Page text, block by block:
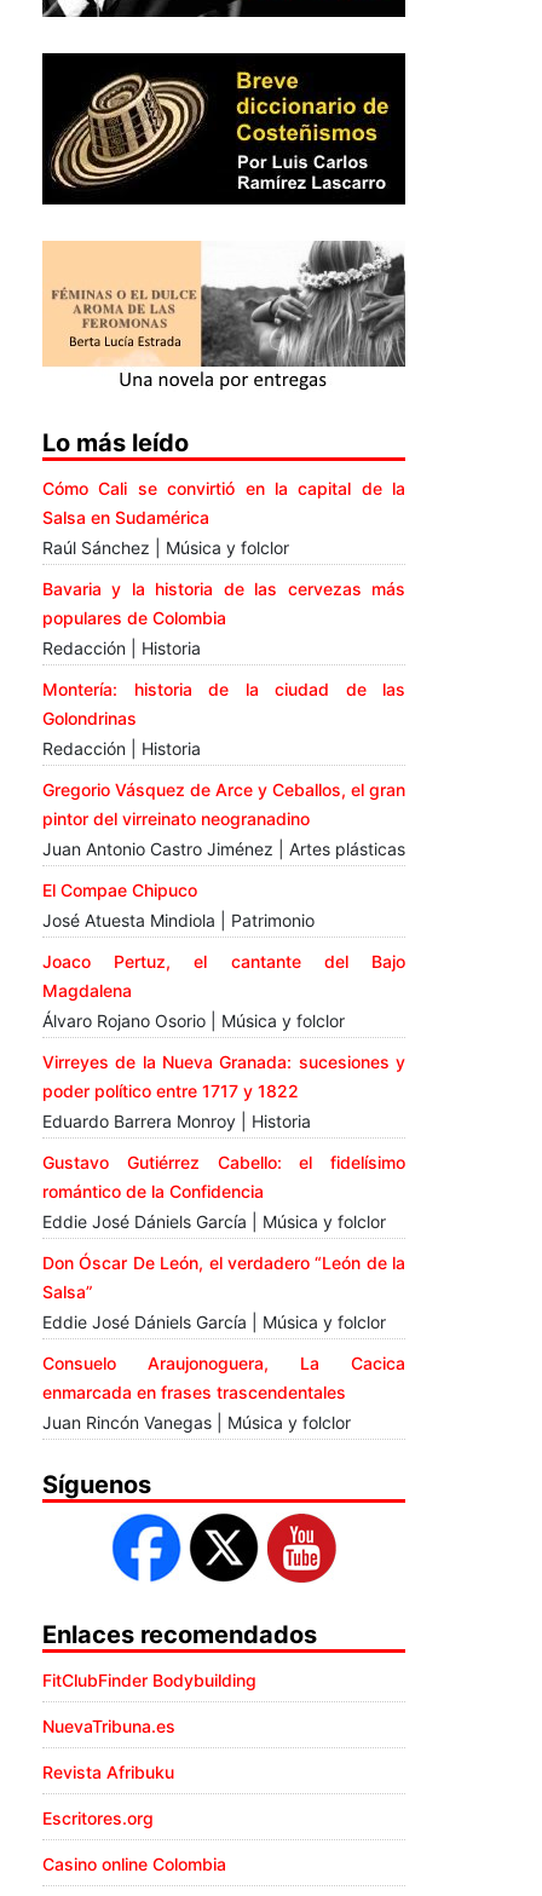
Lo más leído
Cómo Cali se convirtió en la capital de la
Salsa en Sudamérica
Raúl Sánchez | Música y folclor
Bavaria y la historia de las cervezas más
populares de Colombia
Redacción | Historia
Montería: historia de la ciudad de las
Golondrinas
Redacción | Historia
Gregorio Vásquez de Arce y Ceballos, el gran
pintor del virreinato neogranadino
Juan Antonio Castro Jiménez | Artes plásticas
El Compae Chipuco
José Atuesta Mindiola | Patrimonio
Joaco Pertuz, el cantante del Bajo
Magdalena
Álvaro Rojano Osorio | Música y folclor
Virreyes de la Nueva Granada: sucesiones y
poder político entre 1717 y 1822
Eduardo Barrera Monroy | Historia
Gustavo Gutiérrez Cabello: el fidelísimo
romántico de la Confidencia
Eddie José Dániels García | Música y folclor
Don Óscar De León, el verdadero “León de la
Salsa”
Eddie José Dániels García | Música y folclor
Consuelo Araujonoguera, La Cacica
enmarcada en frases trascendentales
Juan Rincón Vanegas | Música y folclor
Síguenos
Enlaces recomendados
FitClubFinder Bodybuilding
NuevaTribuna.es
Revista Afribuku
Escritores.org
Casino online Colombia